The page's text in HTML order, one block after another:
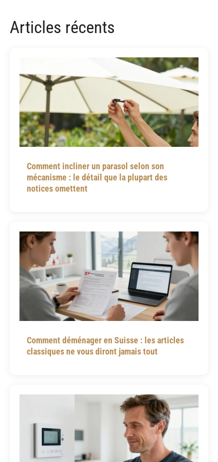
Articles récents
Comment incliner un parasol selon son
mécanisme : le détail que la plupart des
notices omettent
Comment déménager en Suisse : les articles
classiques ne vous diront jamais tout